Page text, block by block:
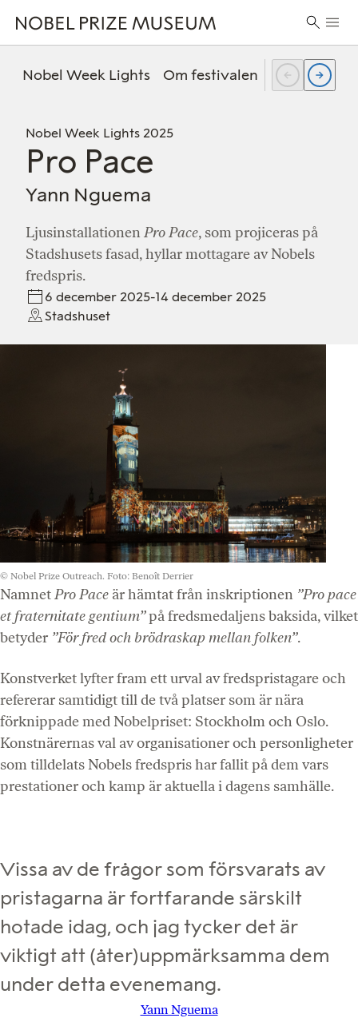
Skip
to
header
Skip
to
main
Skip
to
footer
Sök
Nobel Week Lights Om festivalen Tidigare
Nobel Week Lights 2025
Pro Pace
Yann Nguema
LjusinstallationenPro Pace, som projiceras på
Stadshusets fasad, hyllar mottagare av Nobels
fredspris.
6 december 2025-14 december 2025
Stadshuset
© Nobel Prize Outreach. Foto: Benoît Derrier
NamnetPro Pace är hämtat från inskriptionen ”Pro pace
et fraternitate gentium”på fredsmedaljens baksida, vilket
betyder ”För fred och brödraskap mellan folken”.
Konstverket lyfter fram ett urval av fredspristagare och
refererar samtidigt till de två platser som är nära
förknippade med Nobelpriset: Stockholm och Oslo.
Konstnärernas val av organisationer och personligheter
som tilldelats Nobels fredspris har fallit på dem vars
prestationer och kamp är aktuella i dagens samhälle.
Vissa av de frågor som försvarats av
pristagarna är fortfarande särskilt
hotade idag, och jag tycker det är
viktigt att (åter)uppmärksamma dem
under detta evenemang.
Yann Nguema